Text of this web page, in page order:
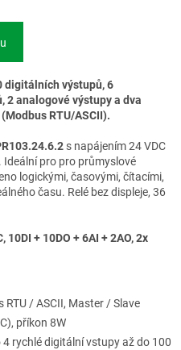
digitálních výstupů, 6
2 analogové výstupy a dva
RTU/ASCII).
s napájením 24 VDC
pro pro průmyslové
logickými, časovými, čítacími,
času. Relé bez displeje, 36
+ 10DO + 6AI + 2AO, 2x
/ ASCII, Master / Slave
příkon 8W
rychlé digitální vstupy až do 100